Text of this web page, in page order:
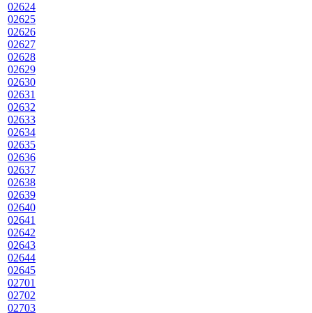
02624
02625
02626
02627
02628
02629
02630
02631
02632
02633
02634
02635
02636
02637
02638
02639
02640
02641
02642
02643
02644
02645
02701
02702
02703